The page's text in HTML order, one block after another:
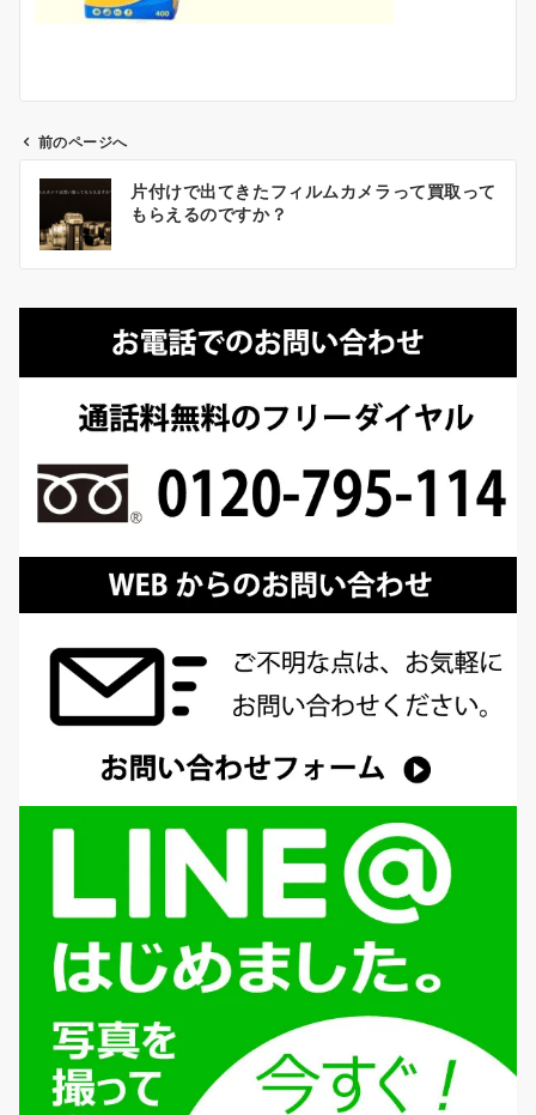
ョ
前のページへ
片付けで出てきたフィルムカメラって買取って
もらえるのですか？